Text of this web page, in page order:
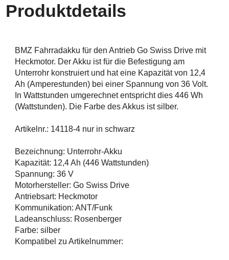
Produktdetails
BMZ Fahrradakku für den Antrieb Go Swiss Drive mit
Heckmotor. Der Akku ist für die Befestigung am
Unterrohr konstruiert und hat eine Kapazität von 12,4
Ah (Amperestunden) bei einer Spannung von 36 Volt.
In Wattstunden umgerechnet entspricht dies 446 Wh
(Wattstunden). Die Farbe des Akkus ist silber.
Artikelnr.: 14118-4 nur in schwarz
Bezeichnung: Unterrohr-Akku
Kapazität: 12,4 Ah (446 Wattstunden)
Spannung: 36 V
Motorhersteller: Go Swiss Drive
Antriebsart: Heckmotor
Kommunikation: ANT/Funk
Ladeanschluss: Rosenberger
Farbe: silber
Kompatibel zu Artikelnummer: